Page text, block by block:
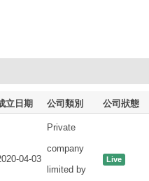
立日期 公司類別 公司狀態
04-03
Private
company
limited by
Live